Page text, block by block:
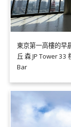
東京第一高樓的早
丘 森 JP Tower
Bar